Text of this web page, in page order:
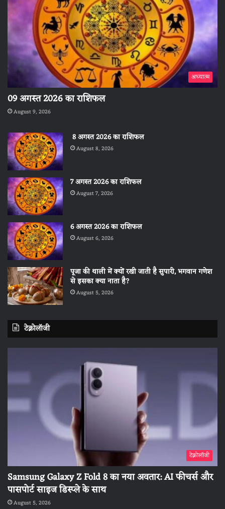
अध्यात्म
09 अगस्त 2026 का राशिफल
August 9, 2026
8 अगस्त 2026 का राशिफल
August 8, 2026
7 अगस्त 2026 का राशिफल
August 7, 2026
6 अगस्त 2026 का राशिफल
August 6, 2026
पूजा की थाली में क्यों रखी जाती है सुपारी, भगवान गणेश
से इसका क्या नाता है?
August 5, 2026
टेक्नोलॉजी
टेक्नोलॉजी
Samsung Galaxy Z Fold 8 का नया अवतार: AI फीचर्स और
पासपोर्ट साइज डिस्प्ले के साथ
August 5, 2026